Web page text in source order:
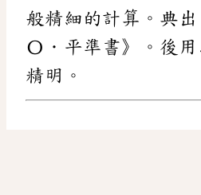
般精細的計算。典
〇．平準書》。後
精明。